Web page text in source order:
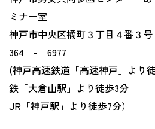
ミナー室
神戸市中央区橘町３丁目４
364 - 6977
(神戸高速鉄道「高速神戸」より
鉄「大倉山駅」より徒歩3分
JR「神戸駅」より徒歩7分）